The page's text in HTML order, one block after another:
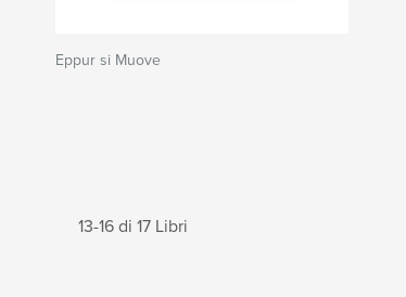
Eppur si Muove
13-16 di 17 Libri